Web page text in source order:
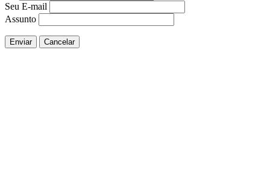
Seu E-mail
Assunto
Enviar Cancelar